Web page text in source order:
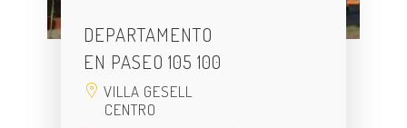
DEPARTAMENTO
EN PASEO 105 100
VILLA GESELL
CENTRO